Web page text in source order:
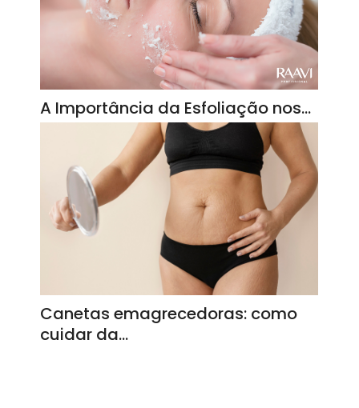
A Importância da Esfoliação nos…
Canetas emagrecedoras: como
cuidar da…